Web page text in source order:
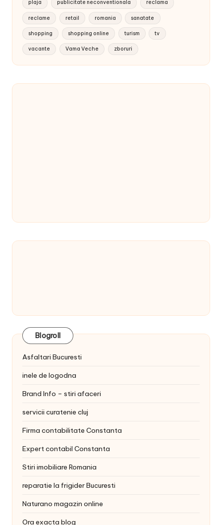
plaja publicitate neconventionala reclama
reclame retail romania sanatate
shopping shopping online turism tv
vacante Vama Veche zboruri
Blogroll
Asfaltari Bucuresti
inele de logodna
Brand Info – stiri afaceri
servicii curatenie cluj
Firma contabilitate Constanta
Expert contabil Constanta
Stiri imobiliare Romania
reparatie la frigider Bucuresti
Naturano magazin online
Ora exacta blog